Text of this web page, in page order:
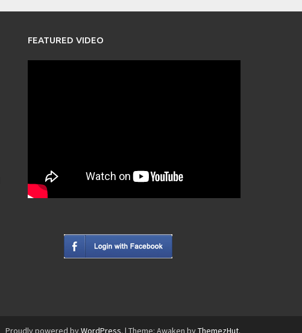
FEATURED VIDEO
Proudly powered byWordPress. | Theme: Awaken byThemezHut.